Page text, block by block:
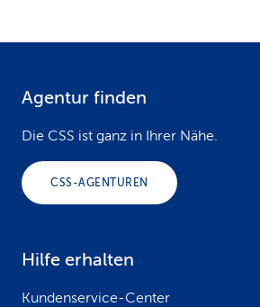
Agentur finden
Die CSS ist ganz in Ihrer Nähe.
CSS-AGENTUREN
Hilfe erhalten
Kundenservice-Center